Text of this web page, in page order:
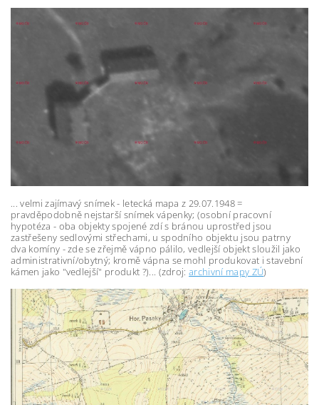
... velmi zajímavý snímek - letecká mapa z 29.07.1948 =
pravděpodobně nejstarší snímek vápenky; (osobní pracovní
hypotéza - oba objekty spojené zdí s bránou uprostřed jsou
zastřešeny sedlovými střechami, u spodního objektu jsou patrny
dva komíny - zde se zřejmě vápno pálilo, vedlejší objekt sloužil jako
administrativní/obytný; kromě vápna se mohl produkovat i stavební
kámen jako "vedlejší" produkt ?)... (zdroj:archivní mapy ZÚ)